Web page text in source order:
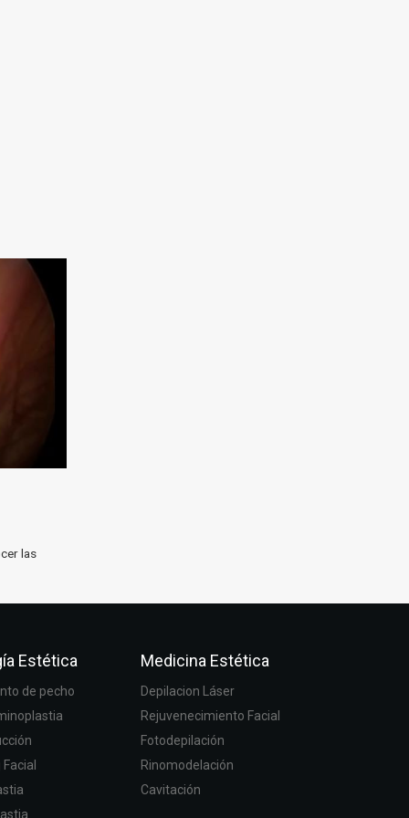
las
Estética
de pecho
Facial
Medicina Estética
Depilacion Láser
Rejuvenecimiento Facial
Fotodepilación
Rinomodelación
Cavitación